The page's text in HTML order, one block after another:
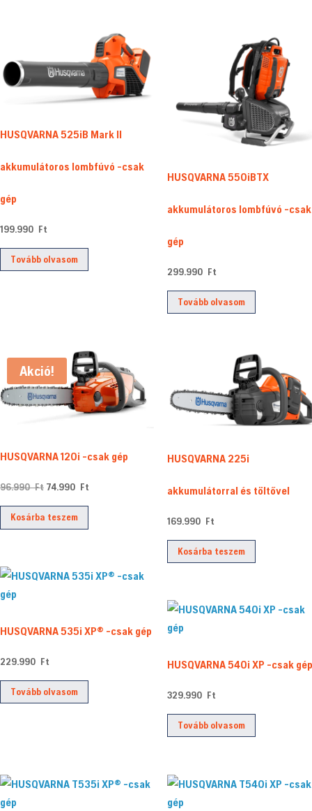
HUSQVARNA 525iB Mark II
akkumulátoros lombfúvó -csak
gép
199.990 Ft
Tovább olvasom
HUSQVARNA 550iBTX
akkumulátoros lombfúvó -csak
gép
299.990 Ft
Tovább olvasom
Akció!
HUSQVARNA 120i -csak gép
96.990Ft Original
price
was:
74.990 Ft
Kosárba teszem
HUSQVARNA 225i
akkumulátorral és töltővel
169.990 Ft
Kosárba teszem
HUSQVARNA 535i XP® -csak gép
229.990 Ft
Tovább olvasom
HUSQVARNA 540i XP -csak gép
329.990 Ft
Tovább olvasom